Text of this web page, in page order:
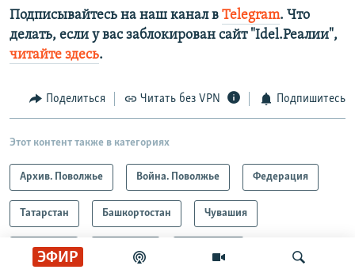
ЭФИР
а
д
р
е
д
Подписывайтесь на наш канал в Telegram. Что
делать, если у вас заблокирован сайт "Idel.Реалии",
читайте здесь.
Поделиться Читать без VPN Подпишитесь
Этот контент также в категориях
Архив. Поволжье Война. Поволжье Федерация
Татарстан Башкортостан Чувашия
Марий Эл Удмуртия